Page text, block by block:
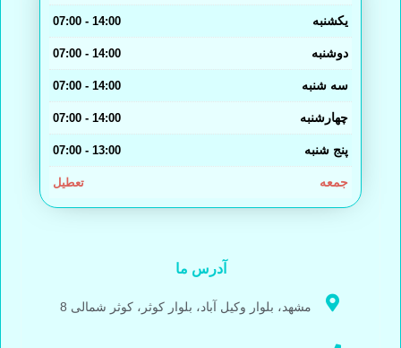
یکشنبه 14:00 - 07:00
دوشنبه 14:00 - 07:00
سه شنبه 14:00 - 07:00
چهارشنبه 14:00 - 07:00
پنج شنبه 13:00 - 07:00
جمعه تعطیل
آدرس ما
مشهد، بلوار وکیل آباد، بلوار کوثر، کوثر شمالی 8